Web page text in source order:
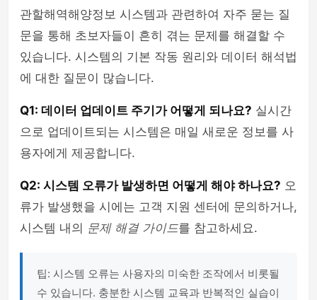
관할해역해양정보 시스템과 관련하여 자주 묻는 질
문을 통해 초보자들이 흔히 겪는 문제를 해결할 수
있습니다. 시스템의 기본 작동 원리와 데이터 해석법
에 대한 질문이 많습니다.
Q1: 데이터 업데이트 주기가 어떻게 되나요? 실시간
으로 업데이트되는 시스템은 매일 새로운 정보를 사
용자에게 제공합니다.
Q2: 시스템 오류가 발생하면 어떻게 해야 하나요? 오
류가 발생했을 시에는 고객 지원 센터에 문의하거나,
시스템 내의 문제 해결 가이드를 참고하세요.
팁: 시스템 오류는 사용자의 미숙한 조작에서 비롯될
수 있습니다. 충분한 시스템 교육과 반복적인 실습이